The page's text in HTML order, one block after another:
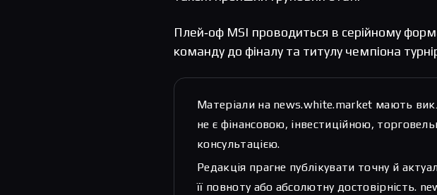
Плей‑оф MSI проводиться в серійному
команду до фіналу та титулу чемпіона
Матеріали на news.white.market мають
не є фінансовою, інвестиційною,
консультацією.
Редакція прагне публікувати точну й
її повноту або абсолютну достовірність.